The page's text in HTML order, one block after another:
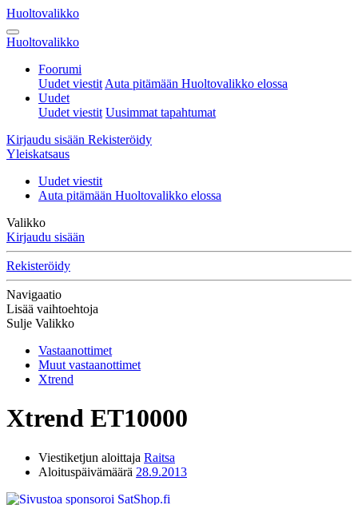
Huoltovalikko
Huoltovalikko
Foorumi
Uudet viestit Auta pitämään Huoltovalikko elossa
Uudet
Uudet viestit Uusimmat tapahtumat
Kirjaudu sisään Rekisteröidy
Yleiskatsaus
Uudet viestit
Auta pitämään Huoltovalikko elossa
Valikko
Kirjaudu sisään
Rekisteröidy
Navigaatio
Lisää vaihtoehtoja
Sulje Valikko
Vastaanottimet
Muut vastaanottimet
Xtrend
Xtrend ET10000
Viestiketjun aloittaja Raitsa
Aloituspäivämäärä 28.9.2013